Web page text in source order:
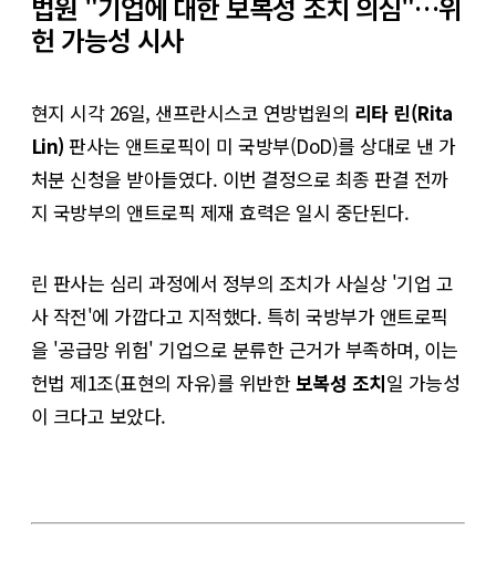
헌 가능성 시사
현지 시각 26일, 샌프란시스코 연방법원의 리타 린(Rita
Lin) 판사는 앤트로픽이 미 국방부(DoD)를 상대로 낸 가
처분 신청을 받아들였다. 이번 결정으로 최종 판결 전까
지 국방부의 앤트로픽 제재 효력은 일시 중단된다.
린 판사는 심리 과정에서 정부의 조치가 사실상 '기업 고
사 작전'에 가깝다고 지적했다. 특히 국방부가 앤트로픽
을 '공급망 위험' 기업으로 분류한 근거가 부족하며, 이는
헌법 제1조(표현의 자유)를 위반한보복성 조치일 가능성
이 크다고 보았다.